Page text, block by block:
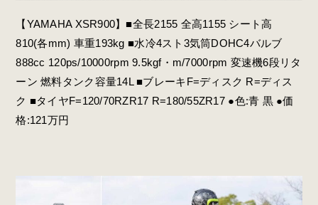
【YAMAHA XSR900】■全長2155 全高1155 シート高
810(各mm) 車重193kg ■水冷4スト3気筒DOHC4バルブ
888cc 120ps/10000rpm 9.5kgf・m/7000rpm 変速機6段リタ
ーン 燃料タンク容量14L ■ブレーキF=ディスク R=ディス
ク ■タイヤF=120/70RZR17 R=180/55ZR17 ●色:青 黒 ●価
格:121万円